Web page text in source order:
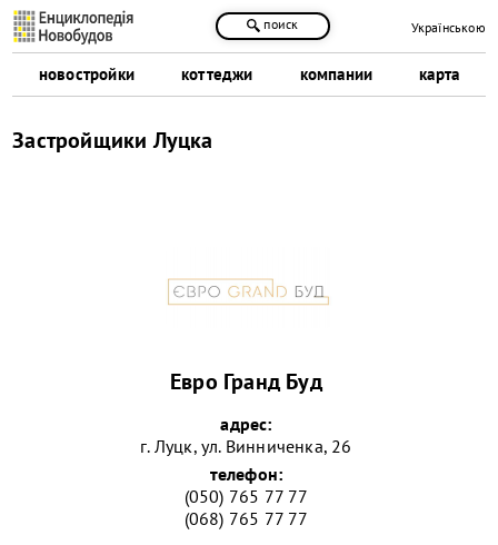
новостройки коттеджи компании карта
поиск Українською
Застройщики Луцка
Евро Гранд Буд
адрес:
г. Луцк, ул. Винниченка, 26
телефон:
(050) 765 77 77
(068) 765 77 77